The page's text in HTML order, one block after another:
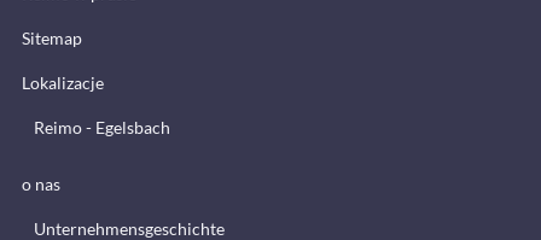
Sitemap
Lokalizacje
Reimo - Egelsbach
o nas
Unternehmensgeschichte